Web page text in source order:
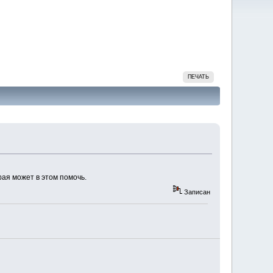
ПЕЧАТЬ
может в этом помочь.
Записан